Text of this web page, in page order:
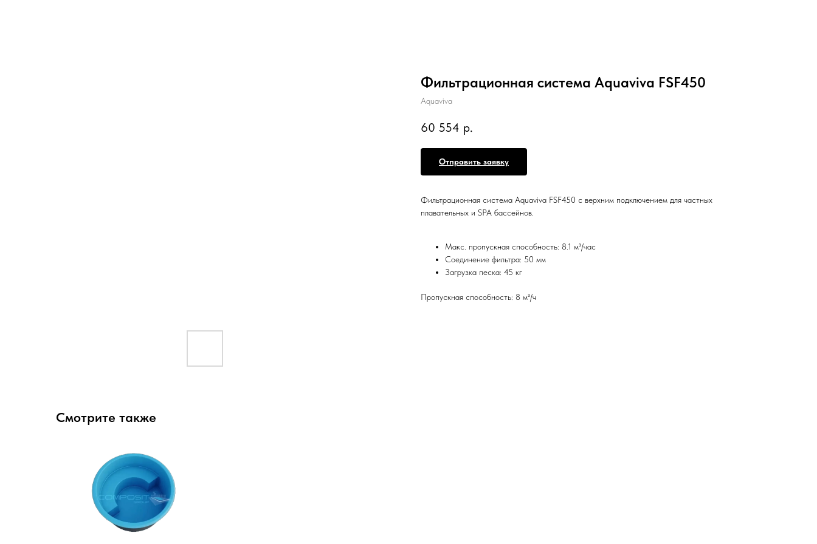
Фильтрационная система Aquaviva FSF450
Aquaviva
60 554 р.
Отправить заявку
Фильтрационная система Aquaviva FSF450 с верхним подключением для частных
плавательных и SPA бассейнов.
Макс. пропускная способность: 8.1 м³/час
Соединение фильтра: 50 мм
Загрузка песка: 45 кг
Пропускная способность: 8 м³/ч
Смотрите также